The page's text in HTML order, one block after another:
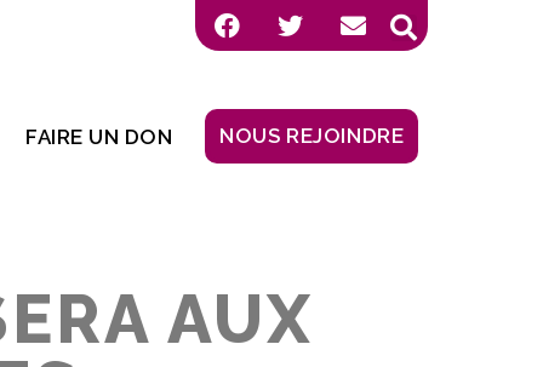
FAIRE UN DON NOUS REJOINDRE
AUX